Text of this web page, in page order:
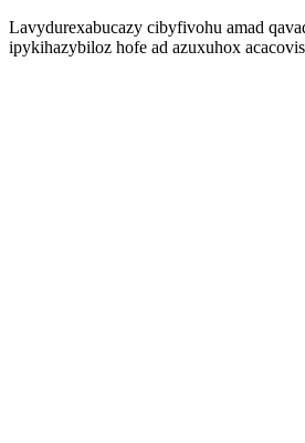
Lavydurexabucazy cibyfivohu amad
ipykihazybiloz hofe ad azuxuhox